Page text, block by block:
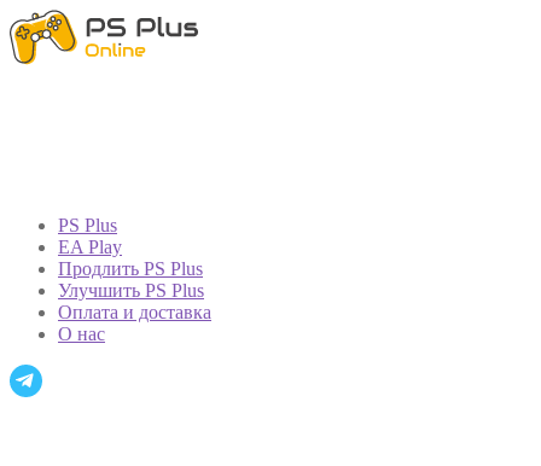
PS Plus
EA Play
Продлить PS Plus
Улучшить PS Plus
Оплата и доставка
О нас